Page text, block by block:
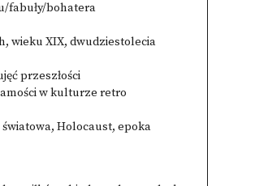
fabuły/bohatera
wieku XIX, dwudziestolecia
przeszłości
w kulturze retro
Holocaust, epoka